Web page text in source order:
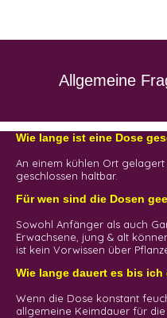
Allgemeine
Wie lange ist eine Dose
An einem kühlen Ort
geschlossen haltbar.
Für wen sind die Dosen
Sowohl Anfänger als auch
Erwachsene, jung & alt
ist kein Vorwissen über
Wie lange dauert es bis ich
Wenn die Dose konstant
allgemeine Keimdauer für